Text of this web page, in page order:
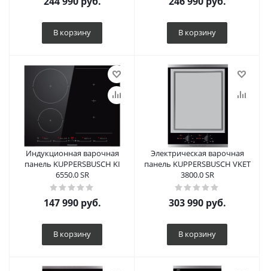
В корзину В корзину
Индукционная варочная
панель KUPPERSBUSCH KI
6550.0 SR
147 990руб.
В корзину
Электрическая варочная
панель KUPPERSBUSCH VKET
3800.0 SR
303 990руб.
В корзину